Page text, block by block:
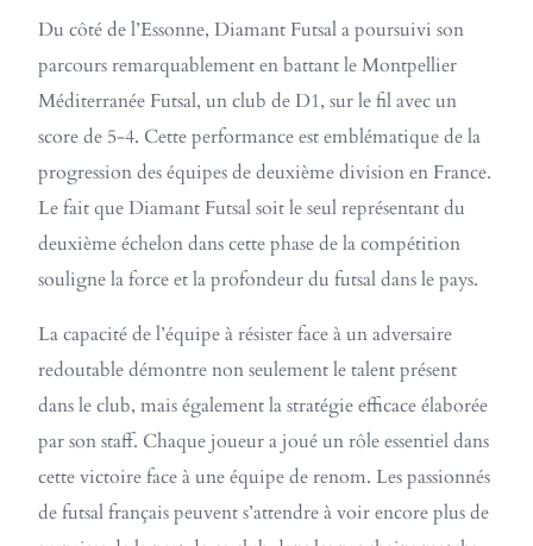
Du côté de l’Essonne, Diamant Futsal a poursuivi son
parcours remarquablement en battant le Montpellier
Méditerranée Futsal, un club de D1, sur le fil avec un
score de 5-4. Cette performance est emblématique de la
progression des équipes de deuxième division en France.
Le fait que Diamant Futsal soit le seul représentant du
deuxième échelon dans cette phase de la compétition
souligne la force et la profondeur du futsal dans le pays.
La capacité de l’équipe à résister face à un adversaire
redoutable démontre non seulement le talent présent
dans le club, mais également la stratégie efficace élaborée
par son staff. Chaque joueur a joué un rôle essentiel dans
cette victoire face à une équipe de renom. Les passionnés
de futsal français peuvent s’attendre à voir encore plus de